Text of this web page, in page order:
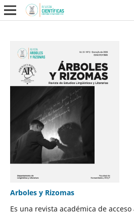
Arboles y Rizomas
Es una revista académica de